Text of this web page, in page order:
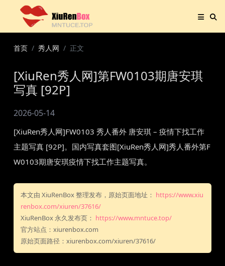
首页 秀人网 正文
[XiuRen秀人网]第FW0103期唐安琪
写真 [92P]
2026-05-14
[XiuRen秀人网]FW0103 秀人番外 唐安琪 – 疫情下找工作
主题写真 [92P]。国内写真套图[XiuRen秀人网]秀人番外第F
W0103期唐安琪疫情下找工作主题写真。
本文由 XiuRenBox 整理发布，原始页面地址： https://www.xiu
renbox.com/xiuren/37616/
XiuRenBox 永久发布页： https://www.mntuce.top/
官方站点：xiurenbox.com
原始页面路径：xiurenbox.com/xiuren/37616/